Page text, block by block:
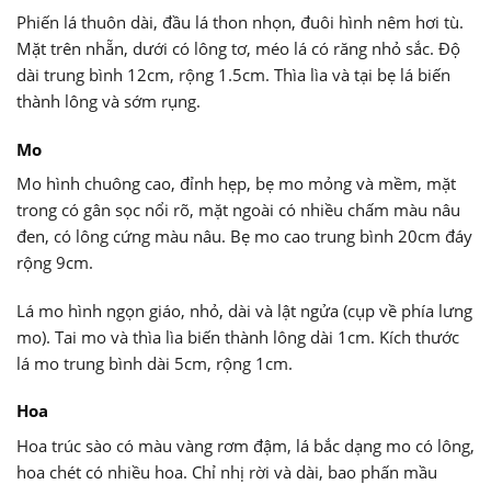
Phiến lá thuôn dài, đầu lá thon nhọn, đuôi hình nêm hơi tù.
Mặt trên nhẵn, dưới có lông tơ, méo lá có răng nhỏ sắc. Độ
dài trung bình 12cm, rộng 1.5cm. Thìa lìa và tại bẹ lá biến
thành lông và sớm rụng.
Mo
Mo hình chuông cao, đỉnh hẹp, bẹ mo mỏng và mềm, mặt
trong có gân sọc nổi rõ, mặt ngoài có nhiều chấm màu nâu
đen, có lông cứng màu nâu. Bẹ mo cao trung bình 20cm đáy
rộng 9cm.
Lá mo hình ngọn giáo, nhỏ, dài và lật ngửa (cụp về phía lưng
mo). Tai mo và thìa lìa biến thành lông dài 1cm. Kích thước
lá mo trung bình dài 5cm, rộng 1cm.
Hoa
Hoa trúc sào có màu vàng rơm đậm, lá bắc dạng mo có lông,
hoa chét có nhiều hoa. Chỉ nhị rời và dài, bao phấn mầu